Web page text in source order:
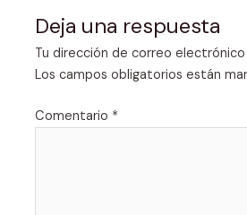
Deja una respuesta
Tu dirección de correo
Los campos obligatorios están
Comentario *